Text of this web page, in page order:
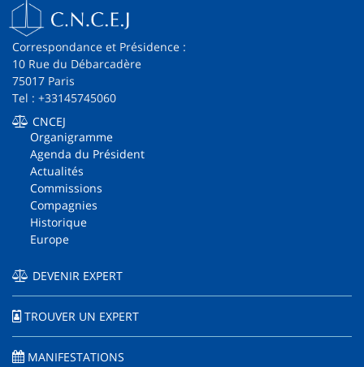
Correspondance et Présidence :
10 Rue du Débarcadère
75017 Paris
Tel : +33145745060
CNCEJ
Organigramme
Agenda du Président
Actualités
Commissions
Compagnies
Historique
Europe
DEVENIR EXPERT
TROUVER UN EXPERT
MANIFESTATIONS